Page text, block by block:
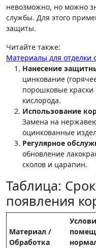
невозможно, но можно
службы. Для этого
защиты.
Читайте также:
Материалы для отделки
Нанесение
цинкование
порошковые краски
кислорода.
Использование
Замена на
оцинкованные
Регулярное
обновление
сколов и царапин.
Таблица:
появления
Материал /
Обработка